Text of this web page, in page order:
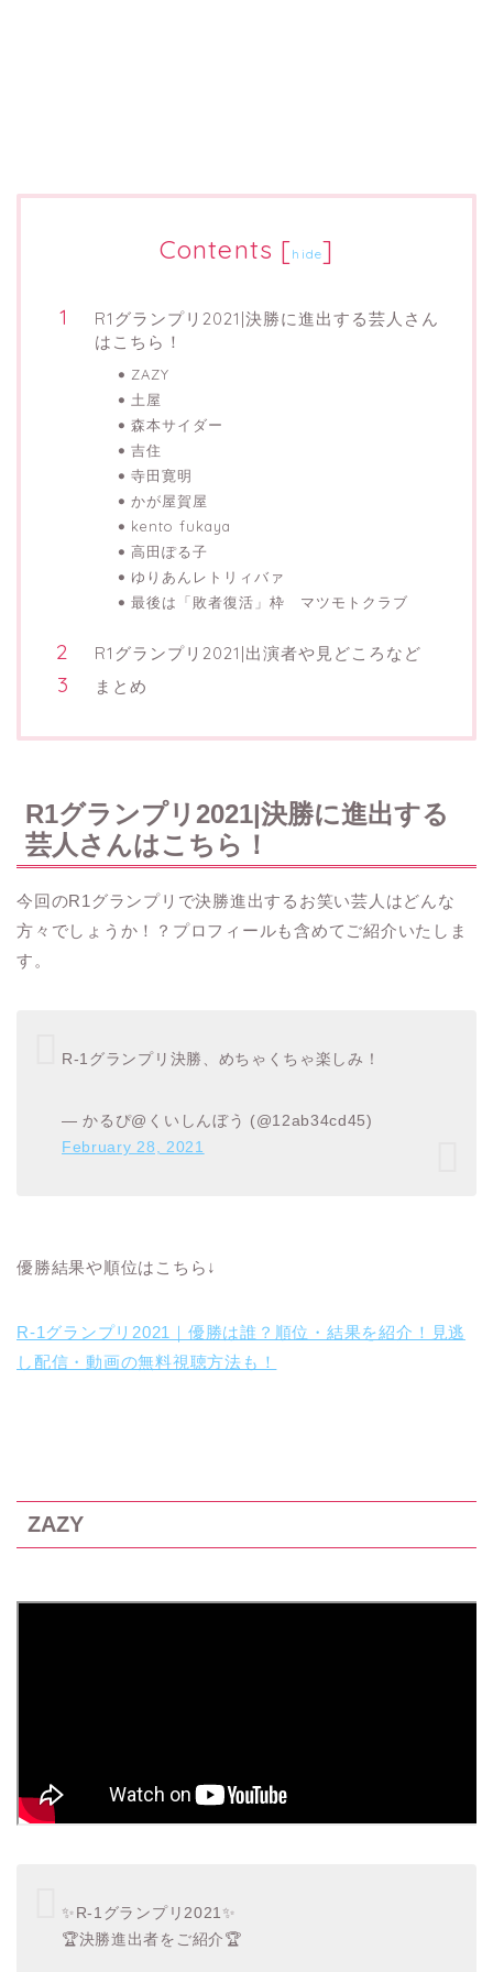
Contents [hide]
R1グランプリ2021|決勝に進出する芸人さん
はこちら！
ZAZY
土屋
森本サイダー
吉住
寺田寛明
かが屋賀屋
kento fukaya
高田ぽる子
ゆりあんレトリィバァ
最後は「敗者復活」枠 マツモトクラブ
R1グランプリ2021|出演者や見どころなど
まとめ
R1グランプリ2021|決勝に進出する
芸人さんはこちら！
今回のR1グランプリで決勝進出するお笑い芸人はどんな
方々でしょうか！？プロフィールも含めてご紹介いたしま
す。
R-1グランプリ決勝、めちゃくちゃ楽しみ！
— かるぴ@くいしんぼう (@12ab34cd45)
February 28, 2021
優勝結果や順位はこちら↓
R-1グランプリ2021｜優勝は誰？順位・結果を紹介！見逃
し配信・動画の無料視聴方法も！
ZAZY
✨R-1グランプリ2021✨
🏆決勝進出者をご紹介🏆